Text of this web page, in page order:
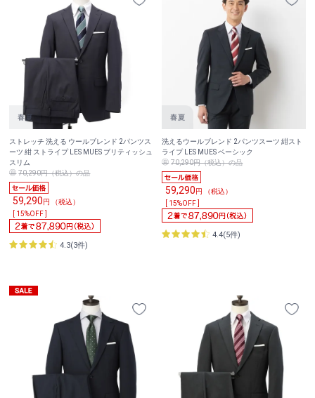
ストレッチ 洗える ウールブレンド 2パンツス
ーツ 紺 ストライプ LES MUES ブリティッシュ
スリム
70,290円（税込）の品
59,290円 （税込）
[ 15%OFF ]
4.3(3件)
洗えるウールブレンド 2パンツスーツ 紺スト
ライプ LES MUES ベーシック
70,290円（税込）の品
59,290円 （税込）
[ 15%OFF ]
4.4(5件)